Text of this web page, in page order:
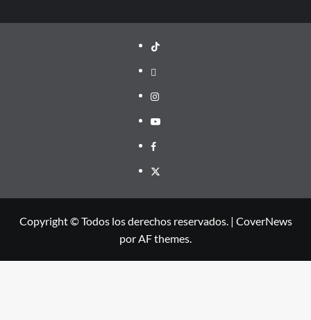
TikTok
threads
Instagram
Youtube
Facebook
X
Copyright © Todos los derechos reservados. | CoverNews
por AF themes.